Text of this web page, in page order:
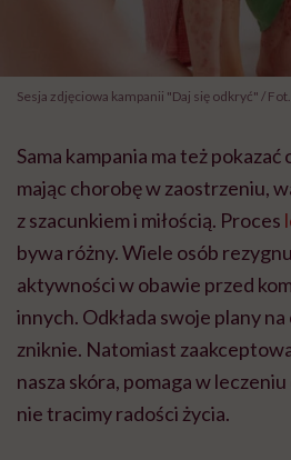
Sesja zdjęciowa kampanii "Daj się odkryć" /
Sama kampania ma też pokazać
mając chorobę w zaostrzeniu,
z szacunkiem i miłością. Proces
bywa różny. Wiele osób
aktywności w obawie przed
innych. Odkłada swoje plany
zniknie. Natomiast
nasza skóra, pomaga w
nie tracimy radości życia.